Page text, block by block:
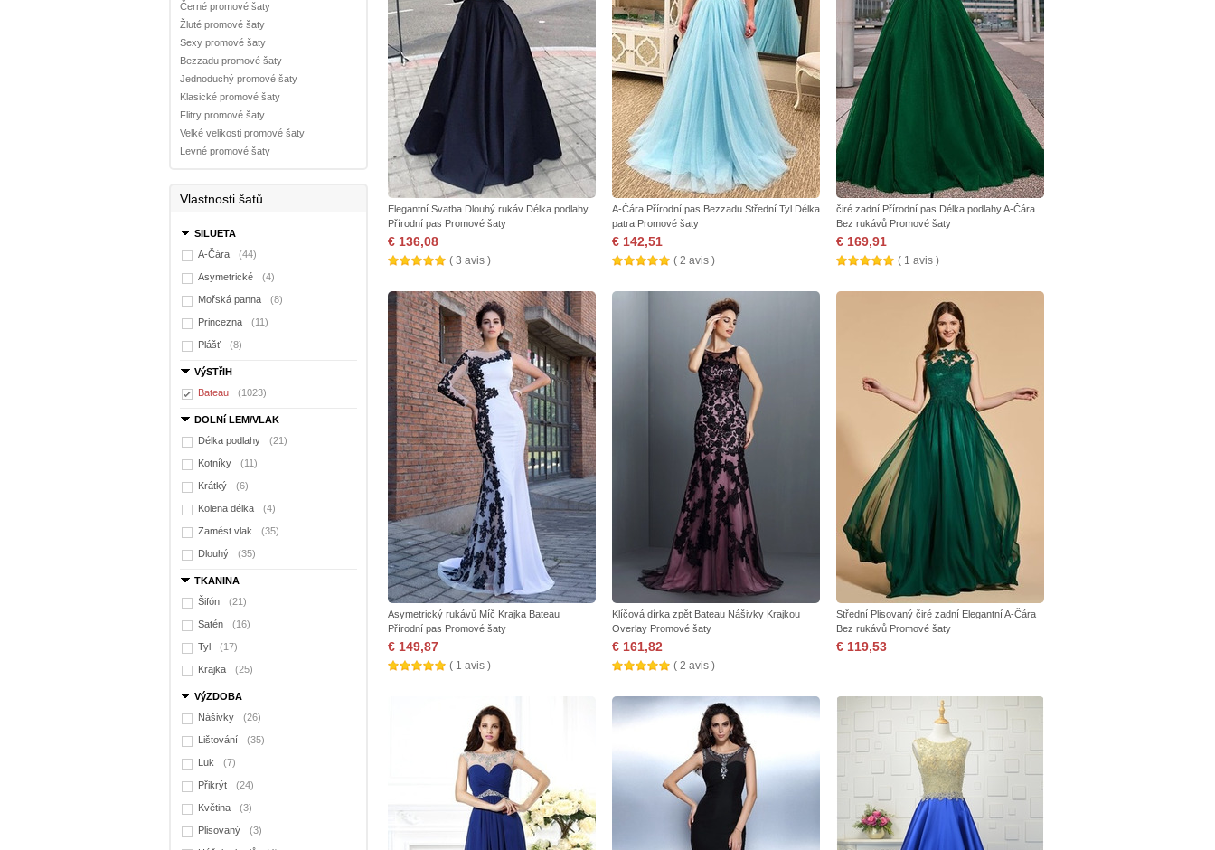
Černé promové šaty
Žluté promové šaty
Sexy promové šaty
Bezzadu promové šaty
Jednoduchý promové šaty
Klasické promové šaty
Flitry promové šaty
Velké velikosti promové šaty
Levné promové šaty
Vlastnosti šatů
SILUETA
A-Čára
(44)
Asymetrické (4)
Mořská panna (8)
Princezna (11)
Plášť (8)
VýSTřIH
Bateau
(1023)
DOLNí LEM/VLAK
Délka podlahy
(21)
Kotníky (11)
Krátký (6)
Kolena délka (4)
Zamést vlak (35)
Dlouhý (35)
TKANINA
Šifón
(21)
Satén (16)
Tyl (17)
Krajka (25)
VýZDOBA
Nášivky
(26)
Lištování (35)
Luk (7)
Přikrýt (24)
Květina (3)
Plisovaný (3)
Elegantní Svatba Dlouhý rukáv Délka podlahy
Přírodní pas Promové šaty
€ 136,08
( 3 avis )
A-Čára Přírodní pas Bezzadu Střední Tyl Délka
patra Promové šaty
€ 142,51
( 2 avis )
čiré zadní Přírodní pas Délka podlahy A-Čára
Bez rukávů Promové šaty
€ 169,91
( 1 avis )
Asymetrický rukávů Míč Krajka Bateau
Přírodní pas Promové šaty
€ 149,87
( 1 avis )
Klíčová dírka zpět Bateau Nášivky Krajkou
Overlay Promové šaty
€ 161,82
( 2 avis )
Střední Plisovaný čiré zadní Elegantní A-Čára
Bez rukávů Promové šaty
€ 119,53